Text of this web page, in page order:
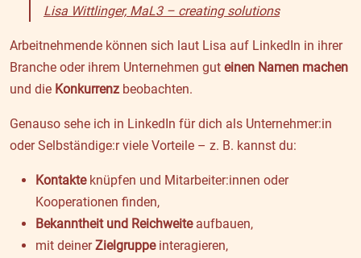
Lisa Wittlinger, MaL3 – creating solutions
Arbeitnehmende können sich laut Lisa auf LinkedIn in ihrer
Branche oder ihrem Unternehmen gut einen Namen machen
und die Konkurrenz beobachten.
Genauso sehe ich in LinkedIn für dich als Unternehmer:in
oder Selbständige:r viele Vorteile – z. B. kannst du:
Kontakteknüpfen und Mitarbeiter:innen oder
Kooperationen finden,
Bekanntheit und Reichweiteaufbauen,
mit deinerZielgruppeinteragieren,